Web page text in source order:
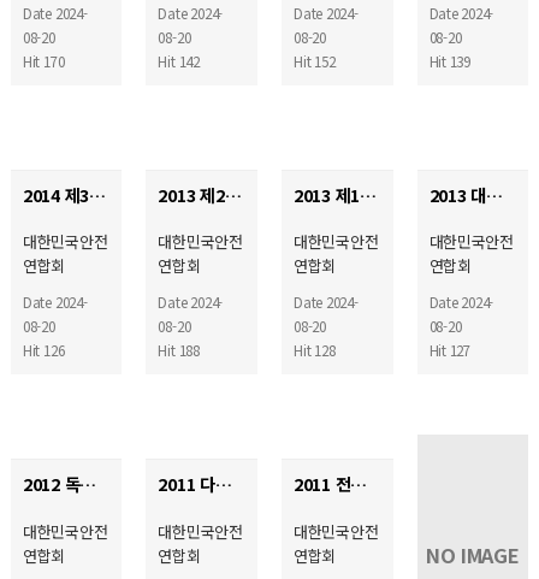
Date 2024-
08-20
Hit 170
Date 2024-
08-20
Hit 142
Date 2024-
08-20
Hit 152
Date 2024-
08-20
Hit 139
2014 제3회 대한민국 안보DNA! 국민안전공감캠프
대한민국안전
연합회
Date 2024-
08-20
Hit 126
2013 제2회 대한민국안보 DNA! 국민안전공감캠프 (독도)
대한민국안전
연합회
Date 2024-
08-20
Hit 188
2013 제1회 대한민국 안보DNA! 국민안전공감캠프
대한민국안전
연합회
Date 2024-
08-20
Hit 128
2013 대한민국안보 DNA! 국민안전공감캠프 시상식
대한민국안전
연합회
Date 2024-
08-20
Hit 127
2012 독도한마당
대한민국안전
연합회
2011 다문화 봉사자 포상
대한민국안전
연합회
2011 전국다문화가족과 함께하는 영월캠프
대한민국안전
연합회
NO IMAGE